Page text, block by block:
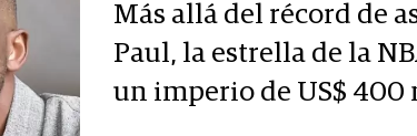
Más allá del récord de
Paul, la estrella de la
un imperio de US$ 400